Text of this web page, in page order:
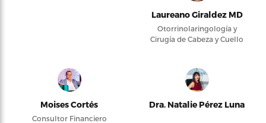
Laureano Giraldez MD
Otorrinolaringología y
Cirugía de Cabeza y Cuello
Moises Cortés
Consultor Financiero
Dra. Natalie Pérez Luna